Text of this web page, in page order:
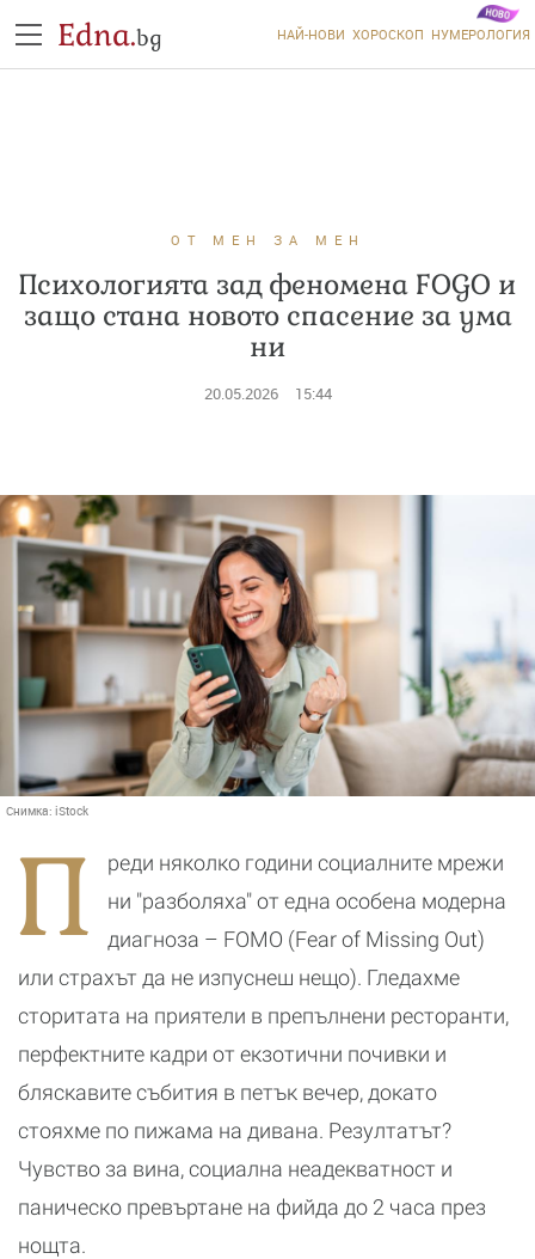
Edna.bg НАЙ-НОВИ ХОРОСКОП НУМЕРОЛОГИЯ
ОТ МЕН ЗА МЕН
Психологията зад феномена FOGO и
защо стана новото спасение за ума
ни
20.05.2026 15:44
Снимка: iStock
П
реди няколко години социалните мрежи
ни "разболяха" от една особена модерна
диагноза – FOMO (Fear of Missing Out)
или страхът да не изпуснеш нещо). Гледахме
сторитата на приятели в препълнени ресторанти,
перфектните кадри от екзотични почивки и
бляскавите събития в петък вечер, докато
стояхме по пижама на дивана. Резултатът?
Чувство за вина, социална неадекватност и
паническо превъртане на фийда до 2 часа през
нощта.